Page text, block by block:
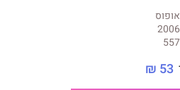
אופוס
2006
557
53 ₪